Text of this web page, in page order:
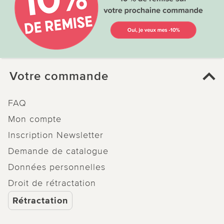
Votre commande
FAQ
Mon compte
Inscription Newsletter
Demande de catalogue
Données personnelles
Droit de rétractation
Rétractation